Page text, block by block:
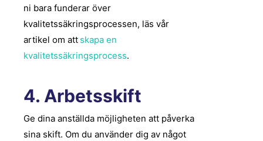
ni bara funderar över
kvalitetssäkringsprocessen, läs vår
artikel om att skapa en
kvalitetssäkringsprocess.
4. Arbetsskift
Ge dina anställda möjligheten att påverka
sina skift. Om du använder dig av något